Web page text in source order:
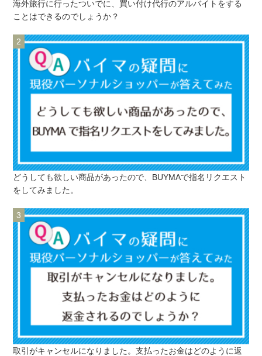
海外旅行に行ったついでに、買い付け代行のアルバイトをする
ことはできるのでしょうか？
どうしても欲しい商品があったので、BUYMAで指名リクエスト
をしてみました。
取引がキャンセルになりました。支払ったお金はどのように返